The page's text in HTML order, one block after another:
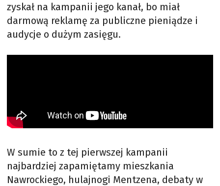
zyskał na kampanii jego kanał, bo miał
darmową reklamę za publiczne pieniądze i
audycje o dużym zasięgu.
W sumie to z tej pierwszej kampanii
najbardziej zapamiętamy mieszkania
Nawrockiego, hulajnogi Mentzena, debaty w